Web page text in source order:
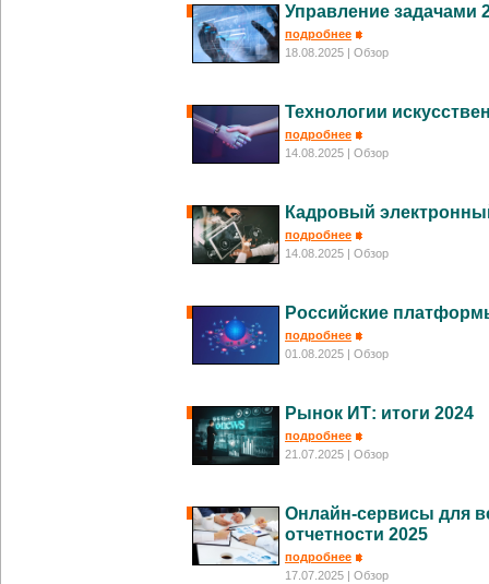
Управление задачами
подробнее
18.08.2025
| Обзор
Технологии
подробнее
14.08.2025
| Обзор
Кадровый
подробнее
14.08.2025
| Обзор
Российские
подробнее
01.08.2025
| Обзор
Рынок ИТ: итоги 2024
подробнее
21.07.2025
| Обзор
Онлайн-сервисы для
отчетности 2025
подробнее
17.07.2025
| Обзор